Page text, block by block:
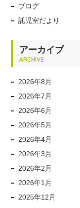
ブログ
託児室だより
アーカイブ
ARCHIVE
2026年8月
2026年7月
2026年6月
2026年5月
2026年4月
2026年3月
2026年2月
2026年1月
2025年12月